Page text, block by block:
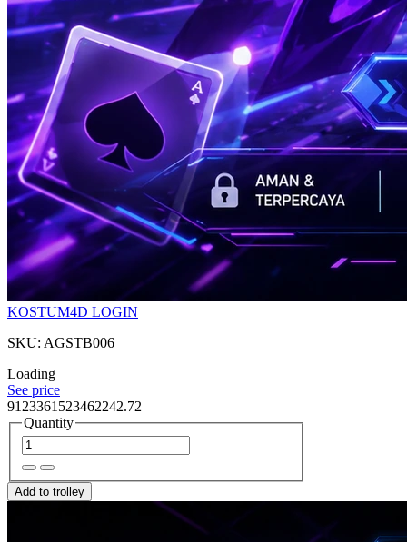
KOSTUM4D LOGIN
SKU: AGSTB006
Loading
See price
9123361523462242.72
Quantity
Add to trolley